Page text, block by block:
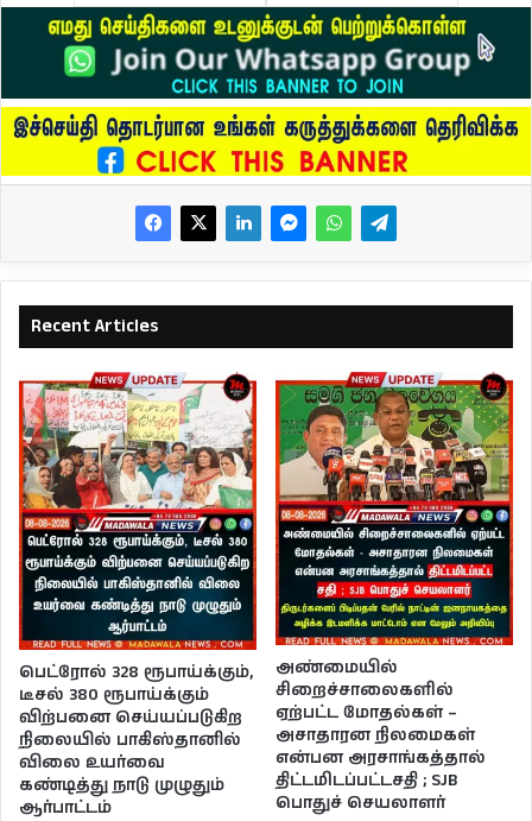
Recent Articles
பெட்ரோல் 328 ரூபாய்க்கும்,
டீசல் 380 ரூபாய்க்கும்
விற்பனை செய்யப்படுகிற
நிலையில் பாகிஸ்தானில்
விலை உயர்வை
கண்டித்து நாடு முழுதும்
ஆர்பாட்டம்
அண்மையில்
சிறைச்சாலைகளில்
ஏற்பட்ட மோதல்கள் –
அசாதாரன நிலமைகள்
என்பன அரசாங்கத்தால்
திட்டமிடப்பட்டசதி ; SJB
பொதுச் செயலாளர்